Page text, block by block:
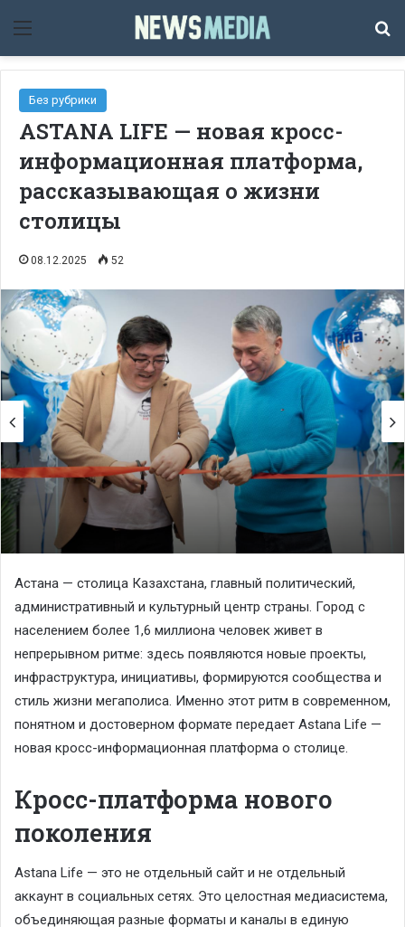
Мәзір
Без рубрики
ASTANA LIFE — новая кросс-
информационная платформа,
рассказывающая о жизни
столицы
08.12.2025 52
Астана — столица Казахстана, главный политический,
административный и культурный центр страны. Город с
населением более 1,6 миллиона человек живет в
непрерывном ритме: здесь появляются новые проекты,
инфраструктура, инициативы, формируются сообщества и
стиль жизни мегаполиса. Именно этот ритм в современном,
понятном и достоверном формате передает Astana Life —
новая кросс-информационная платформа о столице.
Кросс-платформа нового
поколения
Astana Life — это не отдельный сайт и не отдельный
аккаунт в социальных сетях. Это целостная медиасистема,
объединяющая разные форматы и каналы в единую